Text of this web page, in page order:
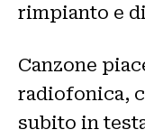
rimpianto e
Canzone
radiofonica,
subito in